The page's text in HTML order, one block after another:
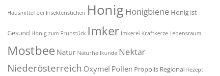
Hausmittel bei Insektenstichen Honig Honigbiene Honig ist
Gesund Honig zum Frühstück Imker Imkerei Kraftkerze Lebensraum
MostbeeNatur Naturheilkunde Nektar
Niederösterreich Oxymel Pollen Propolis Regional Rezept